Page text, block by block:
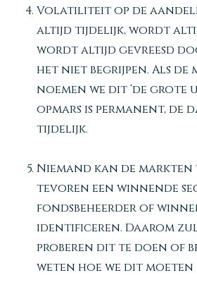
Volatiliteit op de
altijd tijdelijk, wordt
wordt altijd gevreesd
het niet begrijpen. Als de
noemen we dit ‘de grote
opmars is permanent, de
tijdelijk.
Niemand kan de markten
tevoren een winnende
fondsbeheerder of
identificeren. Daarom
proberen dit te doen of
weten hoe we dit moeten